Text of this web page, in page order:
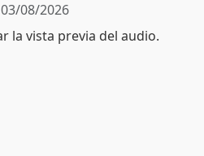
03/08/2026